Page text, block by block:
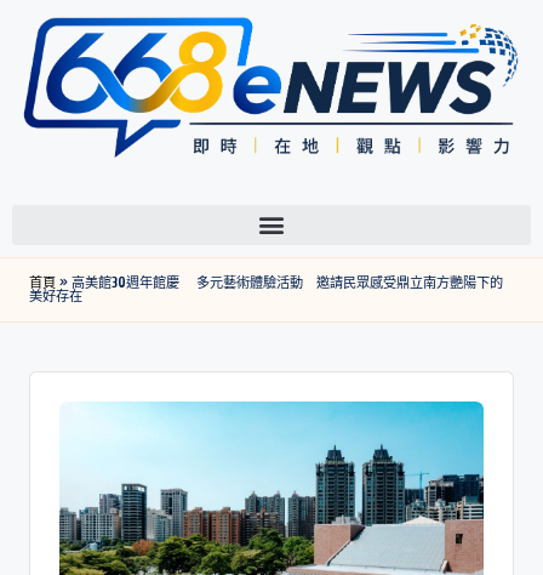
首頁»高美館30週年館慶 多元藝術體驗活動 邀請民眾感受鼎立南方艷陽下的
美好存在